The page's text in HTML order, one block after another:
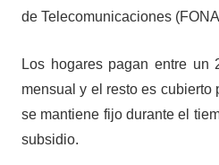
de Telecomunicaciones
Los hogares pagan entre
mensual y el resto es cubierto
se mantiene fijo durante el
subsidio.